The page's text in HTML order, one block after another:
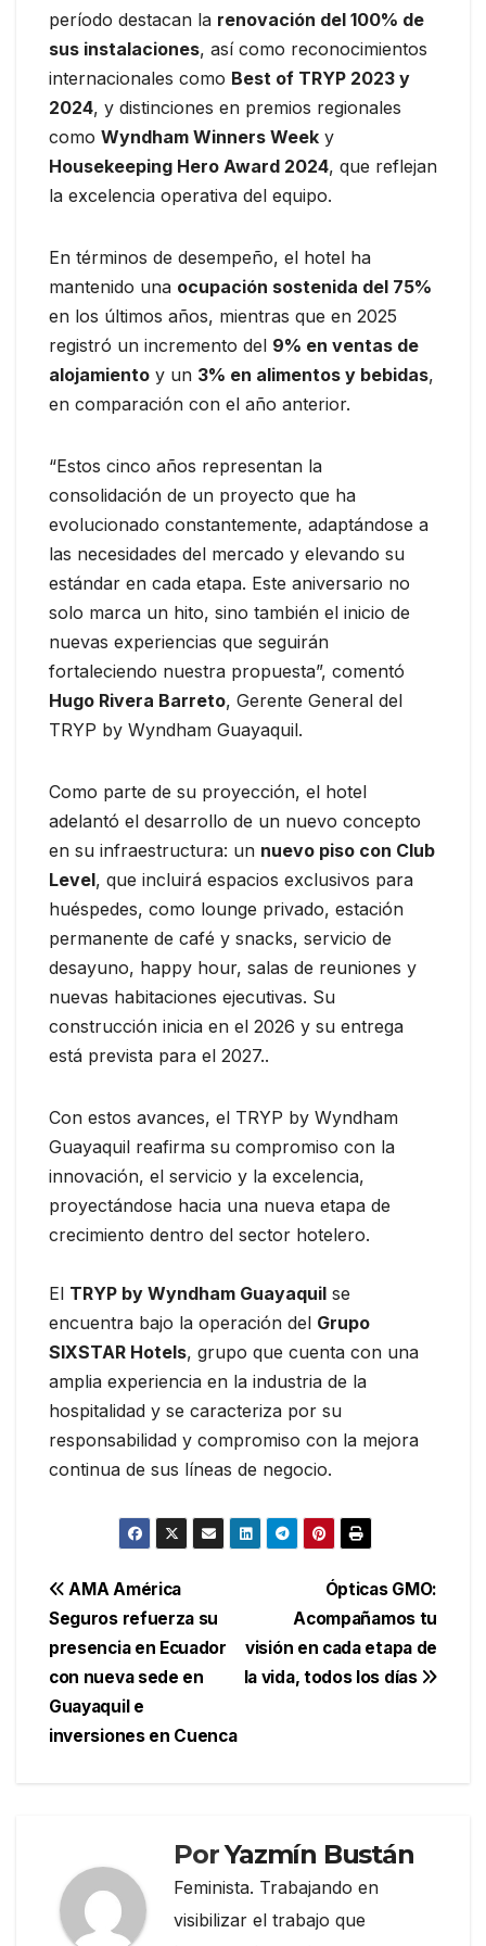
período destacan la renovación del 100% de
sus instalaciones, así como reconocimientos
internacionales como Best of TRYP 2023 y
2024, y distinciones en premios regionales
como Wyndham Winners Week y
Housekeeping Hero Award 2024, que reflejan
la excelencia operativa del equipo.
En términos de desempeño, el hotel ha
mantenido una ocupación sostenida del 75%
en los últimos años, mientras que en 2025
registró un incremento del 9% en ventas de
alojamiento y un 3% en alimentos y bebidas,
en comparación con el año anterior.
“Estos cinco años representan la
consolidación de un proyecto que ha
evolucionado constantemente, adaptándose a
las necesidades del mercado y elevando su
estándar en cada etapa. Este aniversario no
solo marca un hito, sino también el inicio de
nuevas experiencias que seguirán
fortaleciendo nuestra propuesta”, comentó
Hugo Rivera Barreto, Gerente General del
TRYP by Wyndham Guayaquil.
Como parte de su proyección, el hotel
adelantó el desarrollo de un nuevo concepto
en su infraestructura: un nuevo piso con Club
Level, que incluirá espacios exclusivos para
huéspedes, como lounge privado, estación
permanente de café y snacks, servicio de
desayuno, happy hour, salas de reuniones y
nuevas habitaciones ejecutivas. Su
construcción inicia en el 2026 y su entrega
está prevista para el 2027..
Con estos avances, el TRYP by Wyndham
Guayaquil reafirma su compromiso con la
innovación, el servicio y la excelencia,
proyectándose hacia una nueva etapa de
crecimiento dentro del sector hotelero.
El TRYP by Wyndham Guayaquil se
encuentra bajo la operación del Grupo
SIXSTAR Hotels, grupo que cuenta con una
amplia experiencia en la industria de la
hospitalidad y se caracteriza por su
responsabilidad y compromiso con la mejora
continua de sus líneas de negocio.
Navegación
de
entradas
Ópticas GMO:
Acompañamos tu
visión en cada etapa de
la vida, todos los días
AMA América
Seguros refuerza su
presencia en Ecuador
con nueva sede en
Guayaquil e
inversiones en Cuenca
PorYazmín Bustán
Feminista. Trabajando en
visibilizar el trabajo que